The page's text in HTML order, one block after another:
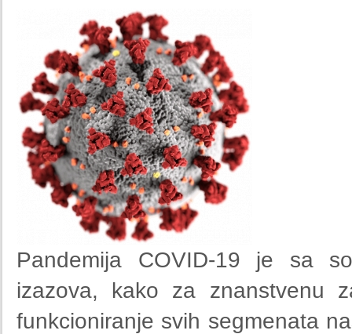
Pandemija COVID-19 je sa
izazova, kako za znanstvenu
funkcioniranje svih segmenata